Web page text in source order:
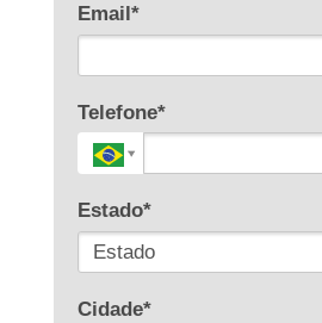
Email*
Telefone*
Estado*
Cidade*